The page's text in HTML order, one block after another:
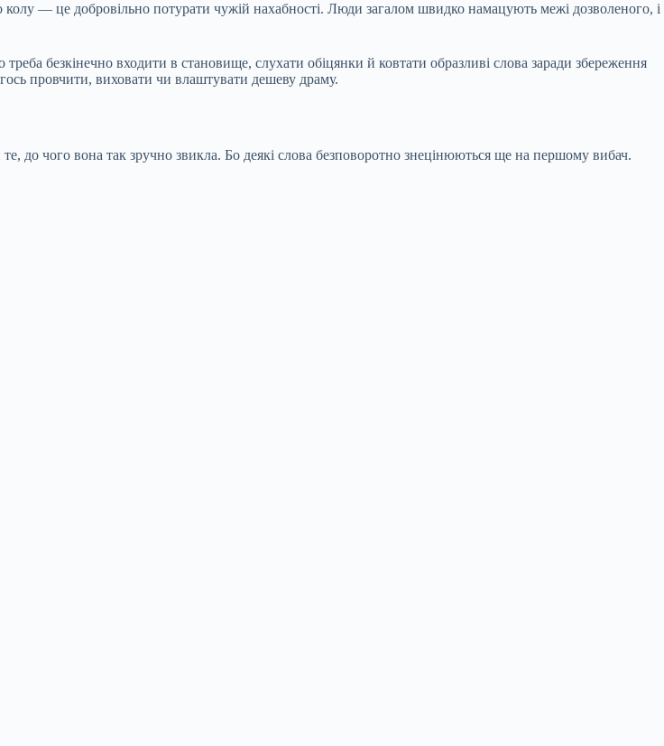
колу — це добровільно потурати чужій нахабності. Люди загалом швидко намацують межі дозволеного, і
безкінечно входити в становище, слухати обіцянки й ковтати образливі слова заради збереження
провчити, виховати чи влаштувати дешеву драму.
до чого вона так зручно звикла. Бо деякі слова безповоротно знецінюються ще на першому вибач.